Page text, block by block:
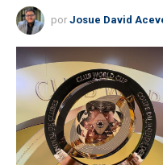
por Josue David